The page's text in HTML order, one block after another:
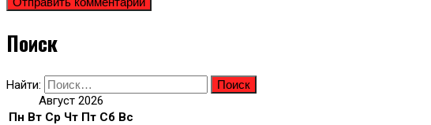
Поиск
Найти:
Август 2026
Пн Вт Ср Чт Пт Сб Вс